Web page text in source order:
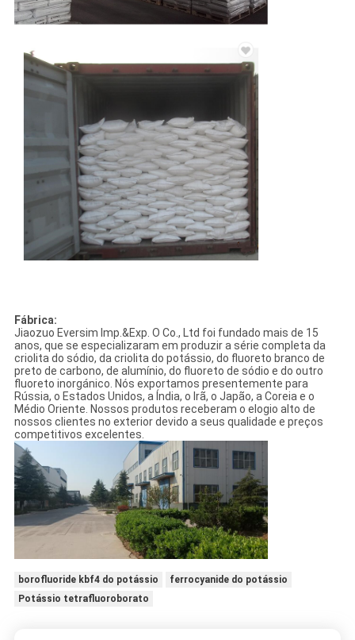
Fábrica:
Jiaozuo Eversim Imp.&Exp. O Co., Ltd foi fundado mais de 15
anos, que se especializaram em produzir a série completa da
criolita do sódio, da criolita do potássio, do fluoreto branco de
preto de carbono, de alumínio, do fluoreto de sódio e do outro
fluoreto inorgánico. Nós exportamos presentemente para
Rússia, o Estados Unidos, a Índia, o Irã, o Japão, a Coreia e o
Médio Oriente. Nossos produtos receberam o elogio alto de
nossos clientes no exterior devido a seus qualidade e preços
competitivos excelentes.
borofluoride kbf4 do potássio
ferrocyanide do potássio
Potássio tetrafluoroborato